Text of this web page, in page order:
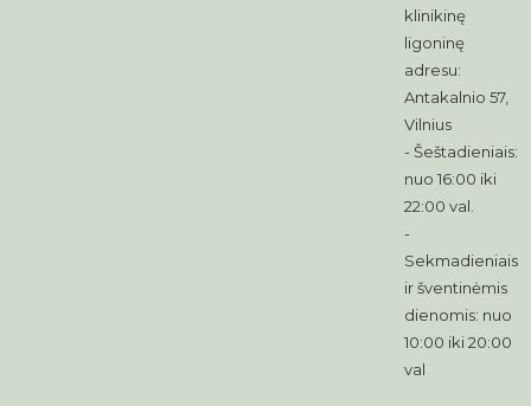
klinikinę
ligoninę
adresu:
Antakalnio 57,
Vilnius
- Šeštadieniais:
nuo 16:00 iki
22:00 val.
-
Sekmadieniais
ir šventinėmis
dienomis: nuo
10:00 iki 20:00
val